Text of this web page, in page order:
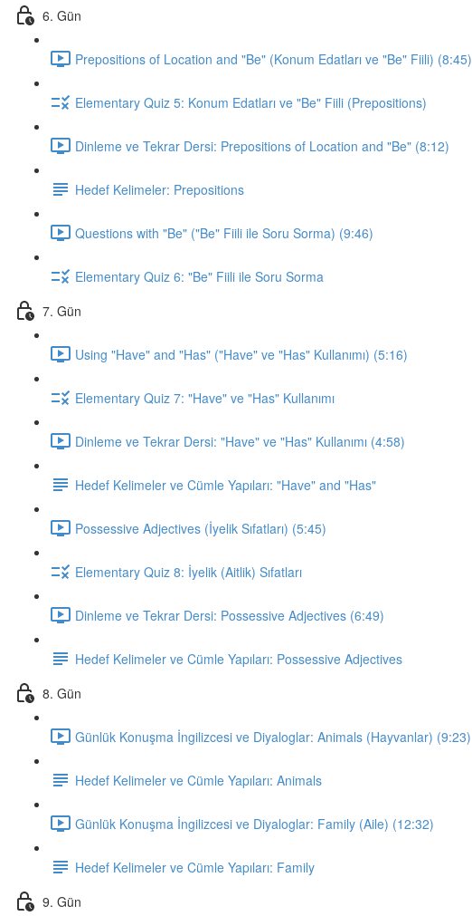
6. Gün
Prepositions of Location and "Be" (Konum Edatları ve "Be" Fiili) (8:45)
Elementary Quiz 5: Konum Edatları ve "Be" Fiili (Prepositions)
Dinleme ve Tekrar Dersi: Prepositions of Location and "Be" (8:12)
Hedef Kelimeler: Prepositions
Questions with "Be" ("Be" Fiili ile Soru Sorma) (9:46)
Elementary Quiz 6: "Be" Fiili ile Soru Sorma
7. Gün
Using "Have" and "Has" ("Have" ve "Has" Kullanımı) (5:16)
Elementary Quiz 7: "Have" ve "Has" Kullanımı
Dinleme ve Tekrar Dersi: "Have" ve "Has" Kullanımı (4:58)
Hedef Kelimeler ve Cümle Yapıları: "Have" and "Has"
Possessive Adjectives (İyelik Sıfatları) (5:45)
Elementary Quiz 8: İyelik (Aitlik) Sıfatları
Dinleme ve Tekrar Dersi: Possessive Adjectives (6:49)
Hedef Kelimeler ve Cümle Yapıları: Possessive Adjectives
8. Gün
Günlük Konuşma İngilizcesi ve Diyaloglar: Animals (Hayvanlar) (9:23)
Hedef Kelimeler ve Cümle Yapıları: Animals
Günlük Konuşma İngilizcesi ve Diyaloglar: Family (Aile) (12:32)
Hedef Kelimeler ve Cümle Yapıları: Family
9. Gün